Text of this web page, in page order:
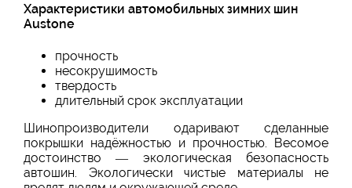
Характеристики автомобильных зимних шин
Austone
прочность
несокрушимость
твердость
длительный срок эксплуатации
Шинопроизводители одаривают сделанные
покрышки надёжностью и прочностью. Весомое
достоинство — экологическая безопасность
автошин. Экологически чистые материалы не